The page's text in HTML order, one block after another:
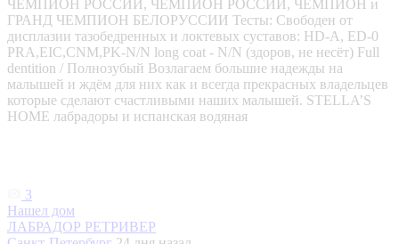
ЧЕМПИОН РОССИИ, ЧЕМПИОН РОССИИ, ЧЕМПИОН и
ГРАНД ЧЕМПИОН БЕЛОРУССИИ Тесты: Свободен от
дисплазии тазобедренных и локтевых суставов: HD-A, ED-0
PRA,EIC,CNM,PK-N/N long coat - N/N (здоров, не несёт) Full
dentition / Полнозубый Возлагаем большие надежды на
малышей и ждём для них как и всегда прекрасных владельцев
которые сделают счастливыми наших малышей. STELLA’S
HOME лабрадоры и испанская водяная
3
Нашел дом
ЛАБРАДОР РЕТРИВЕР